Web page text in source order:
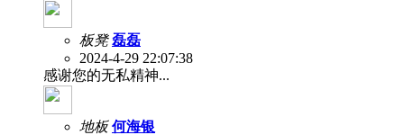
板凳 磊磊
2024-4-29 22:07:38
感谢您的无私精神...
地板 何海银